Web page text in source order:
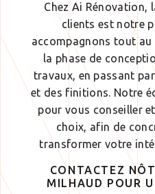
Chez Ai Rénovation,
clients est notre
accompagnons tout
la phase de
travaux, en passant
et des finitions. Notre
pour vous conseiller
choix, afin de
transformer votre
CONTACTEZ
MILHAUD POUR